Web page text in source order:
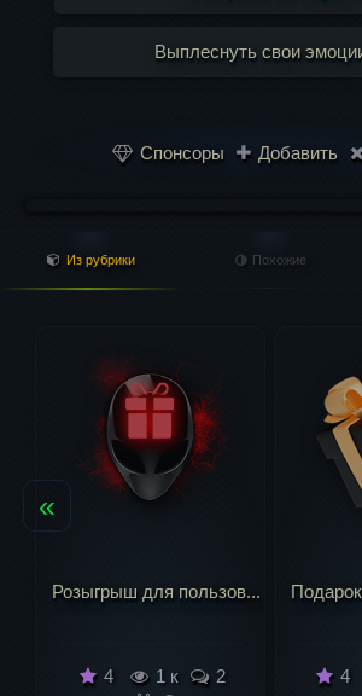
Выплеснуть свои
Спонсоры Добавить
Из рубрики Похожие
Подарок пользователю...
4 821 2 4
«